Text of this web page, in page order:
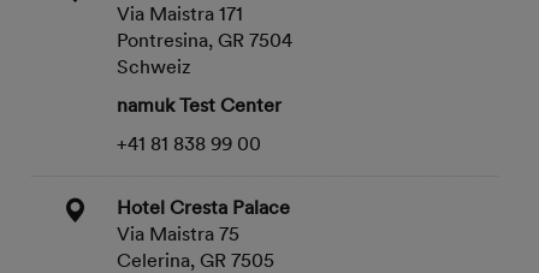
Via Maistra 171
Pontresina, GR 7504
Schweiz
namuk Test Center
+41 81 838 99 00
Hotel Cresta Palace
Via Maistra 75
Celerina, GR 7505